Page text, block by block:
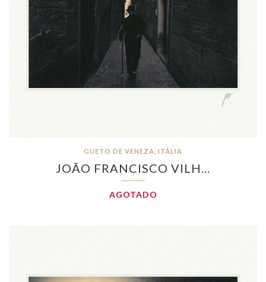
GUETO DE VENEZA, ITÁLIA
JOÃO FRANCISCO VILH…
AGOTADO